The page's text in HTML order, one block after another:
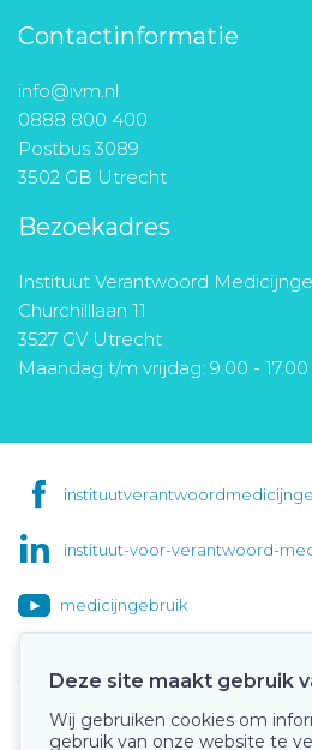
Contactinformatie
info@ivm.nl
0888 800 400
Postbus 3089
3502 GB Utrecht
Bezoekadres
Instituut Verantwoord
Churchilllaan 11
3527 GV Utrecht
Maandag t/m vrijdag: 9.00 - 17.00
instituut-voor-verantwoord-
medicijngebruik
Onze
Deze site maakt gebruik
Wij gebruiken cookies om
gebruik van onze website te